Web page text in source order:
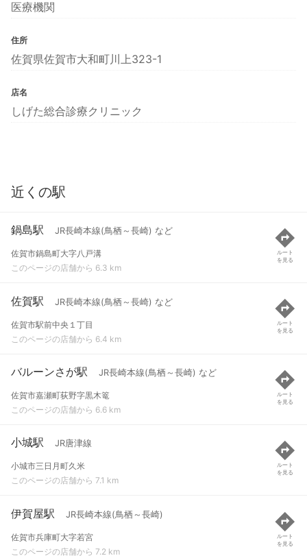
医療機関
住所
佐賀県佐賀市大和町川上323-1
店名
しげた総合診療クリニック
近くの駅
鍋島駅 JR長崎本線(鳥栖～長崎) など
佐賀市鍋島町大字八戸溝
このページの店舗から 6.3 km
ルート
を見る
佐賀駅 JR長崎本線(鳥栖～長崎) など
佐賀市駅前中央１丁目
このページの店舗から 6.4 km
ルート
を見る
バルーンさが駅 JR長崎本線(鳥栖～長崎) など
佐賀市嘉瀬町荻野字黒木篭
このページの店舗から 6.6 km
ルート
を見る
小城駅 JR唐津線
小城市三日月町久米
このページの店舗から 7.1 km
ルート
を見る
伊賀屋駅 JR長崎本線(鳥栖～長崎)
佐賀市兵庫町大字若宮
このページの店舗から 7.2 km
ルート
を見る